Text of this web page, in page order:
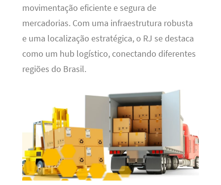
movimentação eficiente e segura de
mercadorias. Com uma infraestrutura robusta
e uma localização estratégica, o RJ se destaca
como um hub logístico, conectando diferentes
regiões do Brasil.